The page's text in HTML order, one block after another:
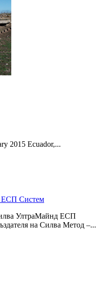
2015 Ecuador,...
ЕСП Систем
УлтраМайнд ЕСП
на Силва Метод –...